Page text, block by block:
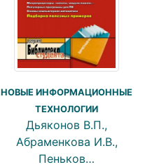
НОВЫЕ ИНФОРМАЦИОННЫЕ
ТЕХНОЛОГИИ
Дьяконов В.П.,
Абраменкова И.В.,
Пеньков…